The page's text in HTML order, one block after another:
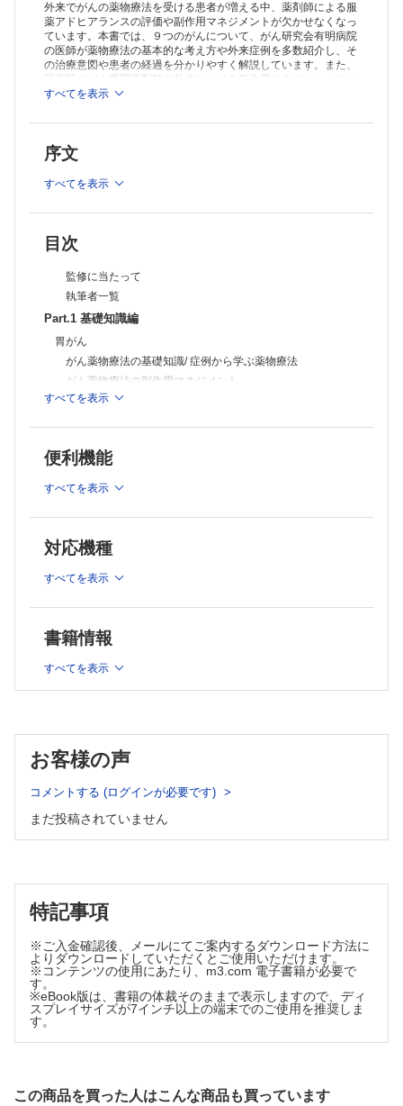
がん薬物療法の副作用マネジメント
卵巣がん
がん薬物療法の基礎知識/ 症例から学ぶ薬物療法
がん薬物療法の副作用マネジメント
肝細胞がん
がん薬物療法の基礎知識/ 症例から学ぶ薬物療法
悪性リンパ腫
がん薬物療法の基礎知識/ 症例から学ぶ薬物療法
がん薬物療法の副作用マネジメント
がん薬物療法の基礎知識/ 症例から学ぶ薬物療法
Q-01 胃がん患者に処方されたS-1の投与量
Q-02 S-1服用中に生じた眼の違和感
Q-03 胃がん患者へのワルファリンが変更された理由
Q-04 ロンサーフの服用方法の注意点
Q-05 胃がん患者に追加されたしゃっくり止め
Q-06 抗がん薬によって異なる末梢神経障害
Q-07 プレガバリン投与後に出現した眠気
Q-08 ゼローダによる手足症候群の悪化
Q-09 抗がん薬による手足症候群の予防方法
Q-11 ロンサーフの服用中に中止された降圧薬
Q-14 タグリッソによるざ瘡様皮疹の対処法
Q-15 肺がん患者に処方されたビタミン剤
Q-16 肺がん患者に処方された「食欲が出る薬」
Q-18 ホルモン治療中に処方された加味逍遙散
Q-20 体重が減少した患者に出されたレンビマ
Q-22 ヴォトリエント服用中に注意すべき併用薬
Q-25 ザイティガ服用時の注意点
Q-26 オプジーボからゼルボラフに変更後の全身性皮疹
Q-27 オピオイドレスキュー薬とNSAIDsの使い方の違い
Q-28 がん疼痛に処方されたNSAIDs貼付薬
Q-29 オピオイド服用者に処方されたスインプロイク
Q-33 抗がん薬治療中に処方されたリクシアナ
CASE1 抗がん薬による下痢、重症度をどう評価する?
CASE3 侮れない、支持療法薬で生じる便秘
CASE4 治療後も続く末梢神経障害への対処法は
主な副作用の有害事象共通用語規準（CTCAE）
索引（一般名、薬剤名）
外来でがんの薬物療法を受ける患者が増える中、薬剤師による服
薬アドヒアランスの評価や副作用マネジメントが欠かせなくなっ
ています。本書では、９つのがんについて、がん研究会有明病院
の医師が薬物療法の基本的な考え方や外来症例を多数紹介し、そ
の治療意図や患者の経過を分かりやすく解説しています。また、
同病院のがん専門薬剤師が外来における副作用マネジメントのコ
ツを詳述。さらに実践編として、がん患者の処方箋を応需する薬
経DIクイズ」を多数掲載。クイズを解くことで知識を確認できま
り、一歩踏み込んだ服薬指導、フォローアップが可能になる１冊
です。
認ください。
推奨ブラウザ： Firefox 最新版 / Google Chrome 最新版 / Safari
すべてを表示
序文
すべてを表示
目次
監修に当たって
執筆者一覧
Part.1 基礎知識編
胃がん
がん薬物療法の基礎知識/ 症例から学ぶ薬物療法
がん薬物療法の副作用マネジメント
大腸がん
肺がん
がん薬物療法の基礎知識/ 症例から学ぶ薬物療法
乳がん
がん薬物療法の基礎知識/ 症例から学ぶ薬物療法
がん薬物療法の副作用マネジメント
膵臓がん
卵巣がん
がん薬物療法の副作用マネジメント
悪性リンパ腫
がん薬物療法の副作用マネジメント
前立腺がん
がん薬物療法の基礎知識/ 症例から学ぶ薬物療法
Q-01 胃がん患者に処方されたS-1の投与量
Q-02 S-1服用中に生じた眼の違和感
Q-03 胃がん患者へのワルファリンが変更された理由
Q-04 ロンサーフの服用方法の注意点
Q-05 胃がん患者に追加されたしゃっくり止め
Q-06 抗がん薬によって異なる末梢神経障害
Q-08 ゼローダによる手足症候群の悪化
Q-11 ロンサーフの服用中に中止された降圧薬
すべてを表示
便利機能
すべてを表示
対応機種
すべてを表示
書籍情報
すべてを表示
お客様の声
コメントする (ログインが必要です)
まだ投稿されていません
特記事項
※ご入金確認後、メールにてご案内するダウンロード方法に
よりダウンロードしていただくとご使用いただけます。
※コンテンツの使用にあたり、m3.com 電子書籍が必要で
す。
※eBook版は、書籍の体裁そのままで表示しますので、ディ
スプレイサイズが7インチ以上の端末でのご使用を推奨しま
す。
この商品を買った人はこんな商品も買っています